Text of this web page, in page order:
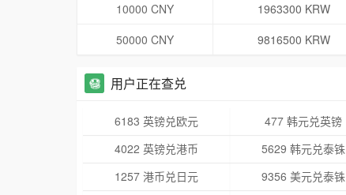
10000 CNY
1963300 KRW
50000 CNY
9816500 KRW
用户正在查兑
6183 英镑兑欧元 477 韩元兑英镑
4022 英镑兑港币
5629 韩元兑泰铢
1257 港币兑日元
9356 美元兑泰铢